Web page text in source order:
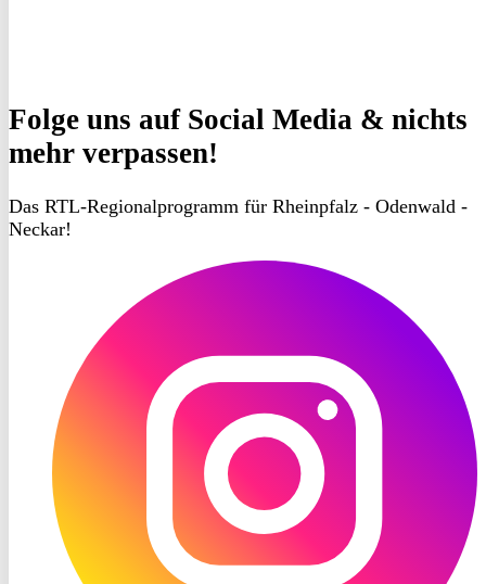
Folge uns auf Social Media & nichts
mehr verpassen!
Das RTL-Regionalprogramm für Rheinpfalz - Odenwald -
Neckar!
Instagram